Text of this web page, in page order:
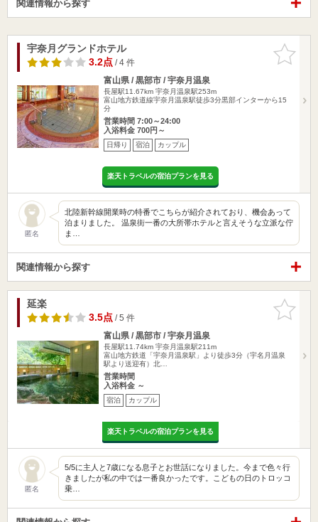
関連情報から探す
お気に入
りに追加
宇奈月グランドホテル
3.2点/ 4 件
富山県 / 黒部市 / 宇奈月温泉
長屋駅11.67km 宇奈月温泉駅253m
富山地方鉄道線宇奈月温泉駅徒歩3分黒部インターから15
分
営業時間 7:00～24:00
入浴料金 700円～
日帰り 宿泊 カップル
楽天トラベルの宿泊プランを見る
匿名
北陸新幹線開業時の特番でこちらが紹介されており、機会あって
泊まりました。 温泉街一番の大所帯ホテルと言えそうな立派な佇
ま…
関連情報から探す
お気に入
りに追加
延楽
3.5点/ 5 件
富山県 / 黒部市 / 宇奈月温泉
長屋駅11.74km 宇奈月温泉駅211m
富山地方鉄道「宇奈月温泉駅」より徒歩3分（宇名月温泉
駅より送迎有）北…
営業時間
入浴料金 ～
宿泊 カップル
楽天トラベルの宿泊プランを見る
匿名
5/5に主人と7歳になる息子とお世話になりました。今まで色々行
きましたが私の中では一番良かったです。こどもの日のトロッコ
乗…